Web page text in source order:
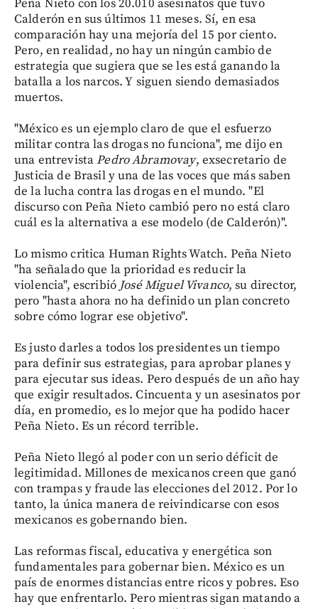
Peña Nieto con los 20.010 asesinatos que tuvo
Calderón en sus últimos 11 meses. Sí, en esa
comparación hay una mejoría del 15 por ciento.
Pero, en realidad, no hay un ningún cambio de
estrategia que sugiera que se les está ganando la
batalla a los narcos. Y siguen siendo demasiados
muertos.
"México es un ejemplo claro de que el esfuerzo
militar contra las drogas no funciona", me dijo en
una entrevistaPedro Abramovay, exsecretario de
Justicia de Brasil y una de las voces que más saben
de la lucha contra las drogas en el mundo. "El
discurso con Peña Nieto cambió pero no está claro
cuál es la alternativa a ese modelo (de Calderón)".
Lo mismo critica Human Rights Watch. Peña Nieto
"ha señalado que la prioridad es reducir la
violencia", escribió José Miguel Vivanco, su director,
pero "hasta ahora no ha definido un plan concreto
sobre cómo lograr ese objetivo".
Es justo darles a todos los presidentes un tiempo
para definir sus estrategias, para aprobar planes y
para ejecutar sus ideas. Pero después de un año hay
que exigir resultados. Cincuenta y un asesinatos por
día, en promedio, es lo mejor que ha podido hacer
Peña Nieto. Es un récord terrible.
Peña Nieto llegó al poder con un serio déficit de
legitimidad. Millones de mexicanos creen que ganó
con trampas y fraude las elecciones del 2012. Por lo
tanto, la única manera de reivindicarse con esos
mexicanos es gobernando bien.
Las reformas fiscal, educativa y energética son
fundamentales para gobernar bien. México es un
país de enormes distancias entre ricos y pobres. Eso
hay que enfrentarlo. Pero mientras sigan matando a